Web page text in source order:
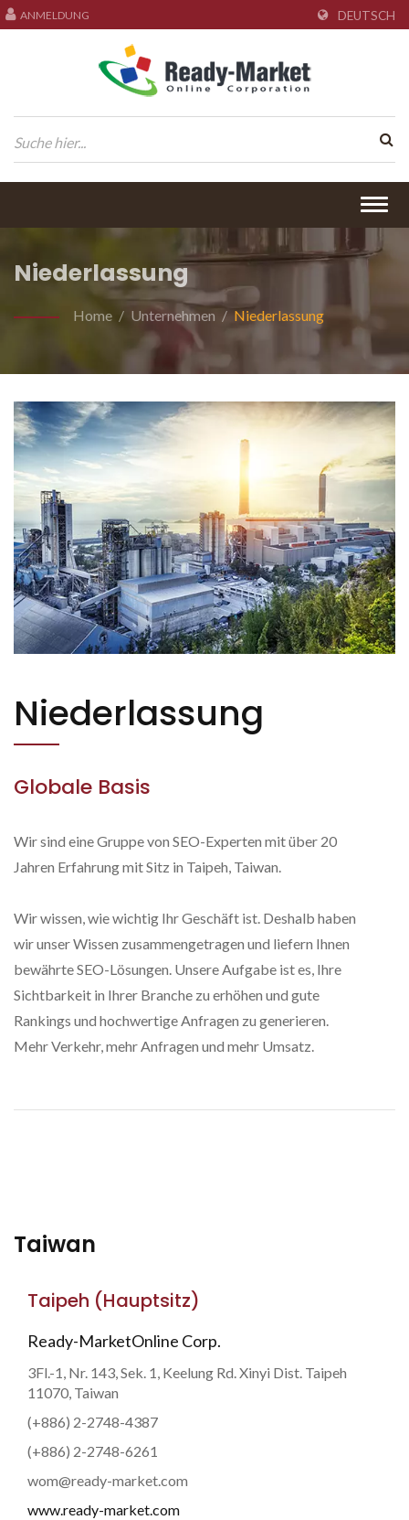
ANMELDUNG DEUTSCH
Niederlassung
Home / Unternehmen / Niederlassung
Niederlassung
Globale Basis
Wir sind eine Gruppe von SEO-Experten mit über 20
Jahren Erfahrung mit Sitz in Taipeh, Taiwan.
Wir wissen, wie wichtig Ihr Geschäft ist. Deshalb haben
wir unser Wissen zusammengetragen und liefern Ihnen
bewährte SEO-Lösungen. Unsere Aufgabe ist es, Ihre
Sichtbarkeit in Ihrer Branche zu erhöhen und gute
Rankings und hochwertige Anfragen zu generieren.
Mehr Verkehr, mehr Anfragen und mehr Umsatz.
Taiwan
Taipeh (Hauptsitz)
Ready-MarketOnline Corp.
3Fl.-1, Nr. 143, Sek. 1, Keelung Rd. Xinyi Dist. Taipeh
11070, Taiwan
(+886) 2-2748-4387
(+886) 2-2748-6261
wom@ready-market.com
www.ready-market.com